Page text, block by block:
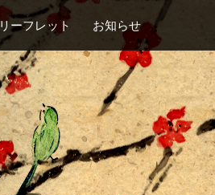
リーフレット お知らせ